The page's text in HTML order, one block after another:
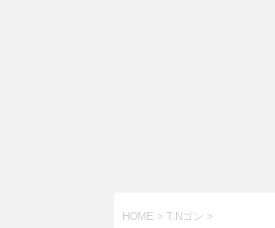
HOME > T.Nゴン >